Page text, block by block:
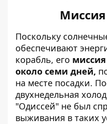
Поскольку
обеспечивают
корабль, его
около семи дней,
на месте посадки.
двухнедельная
"Одиссей" не был
выживания в таких